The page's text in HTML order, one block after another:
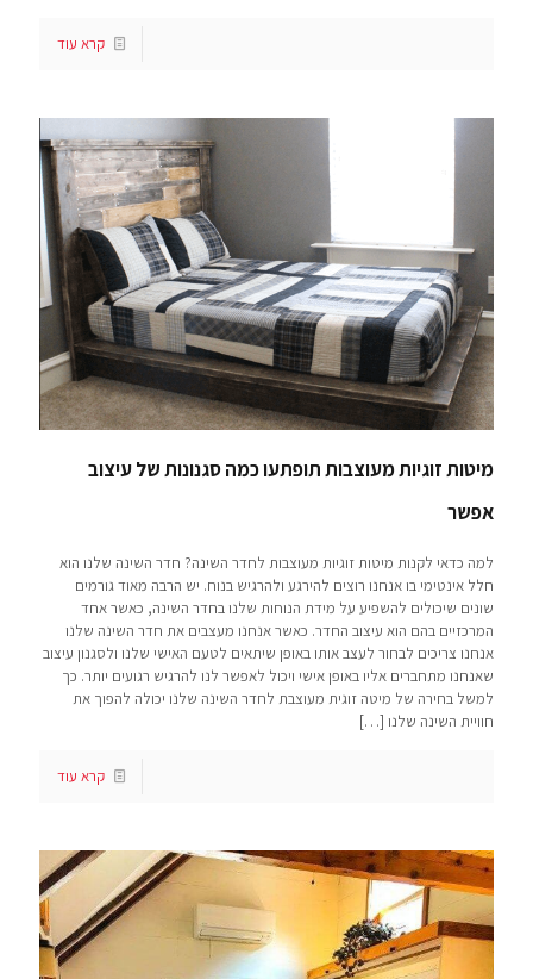
קרא עוד
מיטות זוגיות מעוצבות תופתעו כמה סגנונות של עיצוב
אפשר
למה כדאי לקנות מיטות זוגיות מעוצבות לחדר השינה? חדר השינה שלנו הוא
חלל אינטימי בו אנחנו רוצים להירגע ולהרגיש בנוח. יש הרבה מאוד גורמים
שונים שיכולים להשפיע על מידת הנוחות שלנו בחדר השינה, כאשר אחד
המרכזיים בהם הוא עיצוב החדר. כאשר אנחנו מעצבים את חדר השינה שלנו
אנחנו צריכים לבחור לעצב אותו באופן שיתאים לטעם האישי שלנו ולסגנון עיצוב
שאנחנו מתחברים אליו באופן אישי ויכול לאפשר לנו להרגיש רגועים יותר. כך
למשל בחירה של מיטה זוגית מעוצבת לחדר השינה שלנו יכולה להפוך את
חוויית השינה שלנו […]
קרא עוד